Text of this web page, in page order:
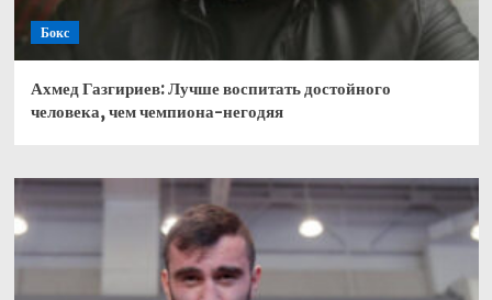
Бокс
Ахмед Газгириев: Лучше воспитать достойного
человека, чем чемпиона-негодяя